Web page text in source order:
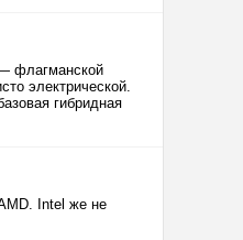
флагманской
электрической.
гибридная
Intel же не